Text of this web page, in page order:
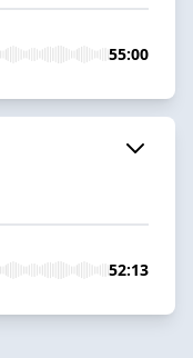
55:00
52:13